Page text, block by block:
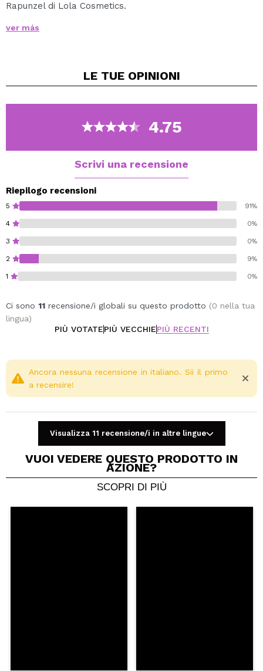
Rapunzel di Lola Cosmetics.
sensazione di raffreddamento mentre penetra nel
ed evitando le prime fasi della caduta dei capelli.
Con principi attivi botanici che rafforzano il cuoio
capelluto attivando i follicoli e la crescita dei capelli.
Con caffeina, Ginkgo Biloba e olio di jojoba
Modo d'uso: applicare lo shampoo sui capelli bagnati.
e risciacquare bene. Ripeti l'applicazione.
Cruelty free.
Vegan.
ver más
LE TUE OPINIONI
4.75
Scrivi una recensione
Riepilogo recensioni
5 91%
4 0%
3 0%
2 9%
1 0%
Ci sono 11 recensione/i globali su questo prodotto (0 nella tua
lingua)
PIÙ VOTATEPIÙ VECCHIEPIÙ RECENTI
Condividi un video o una foto
Il tuo video potrebbe essere il primo. Immaginalo...
Ancora nessuna recensione in italiano. Sii il primo
a recensire!
Visualizza 11 recensione/i in altre lingue
VUOI VEDERE QUESTO PRODOTTO IN
AZIONE?
SCOPRI DI PIÙ